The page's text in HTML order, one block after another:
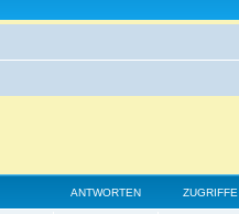
ANTWORTEN ZUGRIFFE